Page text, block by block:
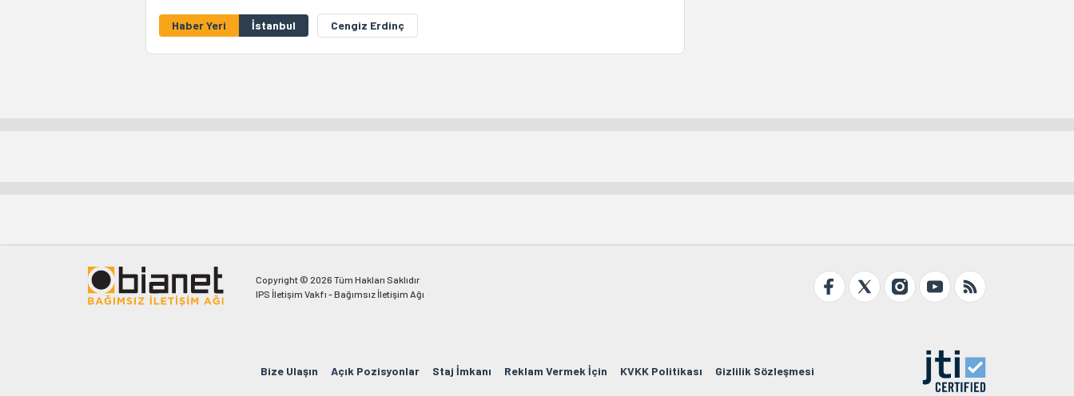
Haber Yeri İstanbul Cengiz Erdinç
Copyright © 2026 Tüm Hakları Saklıdır
IPS İletişim Vakfı - Bağımsız İletişim Ağı
Bize Ulaşın Açık Pozisyonlar Staj İmkanı Reklam Vermek İçin KVKK Politikası Gizlilik Sözleşmesi